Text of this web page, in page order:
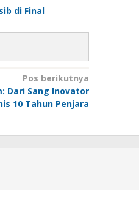
di Final
Pos berikutnya
Dari Sang Inovator
10 Tahun Penjara